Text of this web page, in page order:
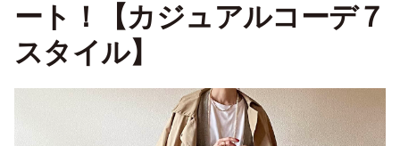
ート！【カジュアルコーデ７
スタイル】